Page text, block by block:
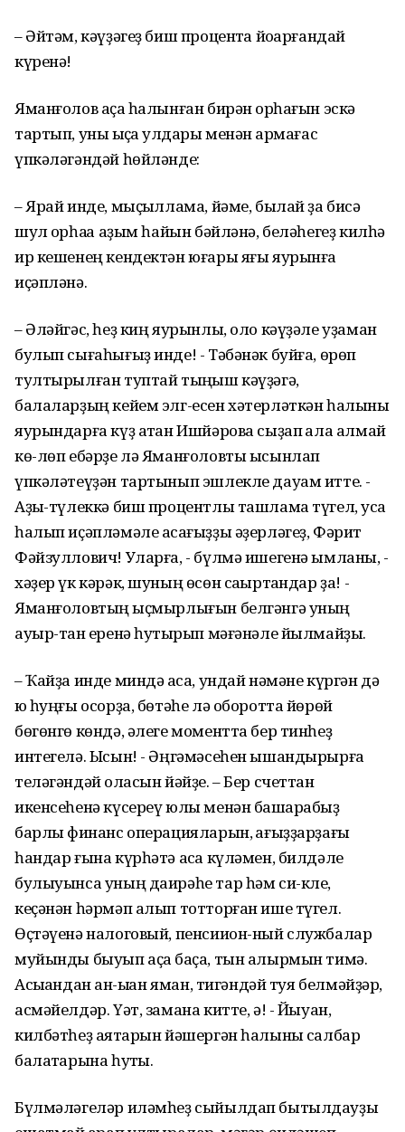
– Әйтәм, кәүҙәгеҙ биш процентҡа йоҡарғандай
күренә!
Яманғолов аҫҡа һалынған бирән ҡорһағын эскә
тартып, уны ҡыҫҡа ҡулдары менән ҡармағас
үпкәләгәндәй һөйләнде:
– Ярай инде, мыҫҡыллама, йәме, былай ҙа бисә
шул ҡорһаҡҡа аҙым һайын бәйләнә, беләһегеҙ килһә
ир кешенең кендектән юғары яғы яурынға
иҫәпләнә.
– Әләйгәс, һеҙ киң яурынлы, оло кәүҙәле уҙаман
булып сығаһығыҙ инде! - Тәбәнәк буйға, өрөп
тултырылған туптай тыңҡыш кәүҙәгә,
балаларҙың кейем элг-есен хәтерләткән һалынҡы
яурындарға күҙ атҡан Ишйәрова сыҙап ҡала алмай
кө-лөп ебәрҙе лә Яманғоловты ысынлап
үпкәләтеүҙән тартынып эшлекле дауам итте. -
Аҙыҡ-түлеккә биш процентлы ташлама түгел, усҡа
һалып иҫәпләмәле аҡсағыҙҙы әҙерләгеҙ, Фәрит
Фәйзуллович! Уларға, - бүлмә ишегенә ымланы, -
хәҙер үк кәрәк, шуның өсөн саҡыртҡандар ҙа! -
Яманғоловтың ҡыҫмырлығын белгәнгә уның
ауыр-тҡан еренә һуҡтырып мәғәнәле йылмайҙы.
– Ҡайҙа инде миндә аҡса, ундай нәмәне күргән дә
юҡ һуңғы осорҙа, бөтәһе лә оборотта йөрөй
бөгөнгө көндә, әлеге моментта бер тинһеҙ
интегелә. Ысын! - Әңгәмәсеһен ышандырырға
теләгәндәй ҡоласын йәйҙе. – Бер счеттан
икенсеһенә күсереү юлы менән башҡарабыҙ
барлыҡ финанс операцияларын, ҡағыҙҙарҙағы
һандар ғына күрһәтә аҡса күләмен, билдәле
булыуынса уның даирәһе тар һәм си-кле,
кеҫәнән һәрмәп алып тотторған ише түгел.
Өҫтәүенә налоговый, пенсиион-ный службалар
муйынды быуып аҫҡа баҫа, тын алырмын тимә.
Асыҡҡандан ҡан-ыҡҡан яман, тигәндәй туя белмәйҙәр,
асмәйелдәр. Үәт, замана китте, ә! - Йыуан,
килбәтһеҙ аяҡтарын йәшергән һалынҡы салбар
балаҡтарына һуҡты.
Бүлмәләгеләр иләмһеҙ сыйылдап бытылдауҙы